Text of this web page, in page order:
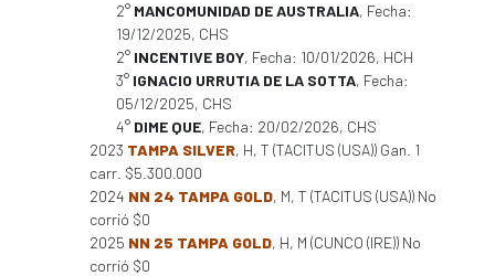
2° MANCOMUNIDAD DE AUSTRALIA, Fecha:
19/12/2025, CHS
2° INCENTIVE BOY, Fecha: 10/01/2026, HCH
3° IGNACIO URRUTIA DE LA SOTTA, Fecha:
05/12/2025, CHS
4° DIME QUE, Fecha: 20/02/2026, CHS
2023 TAMPA SILVER, H, T (TACITUS (USA)) Gan. 1
carr. $5.300.000
2024 NN 24 TAMPA GOLD, M, T (TACITUS (USA)) No
corrió $0
2025 NN 25 TAMPA GOLD, H, M (CUNCO (IRE)) No
corrió $0